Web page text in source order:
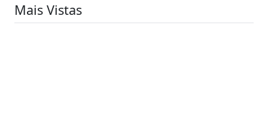
Mais Vistas